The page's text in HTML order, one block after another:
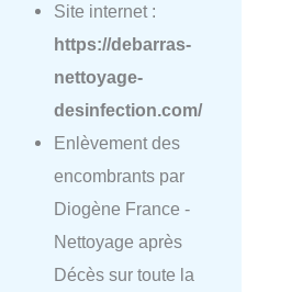
Site internet :
https://debarras-
nettoyage-
desinfection.com/
Enlèvement des
encombrants par
Diogène France -
Nettoyage après
Décès sur toute la